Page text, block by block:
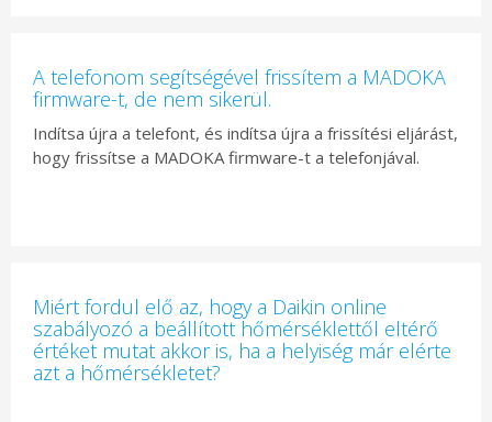
A telefonom segítségével frissítem a MADOKA
firmware-t, de nem sikerül.
Indítsa újra a telefont, és indítsa újra a frissítési eljárást,
hogy frissítse a MADOKA firmware-t a telefonjával.
Miért fordul elő az, hogy a Daikin online
szabályozó a beállított hőmérséklettől eltérő
értéket mutat akkor is, ha a helyiség már elérte
azt a hőmérsékletet?​